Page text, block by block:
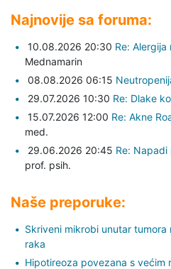
Najnovije sa foruma:
10.08.2026 20:30 Re:
Mednamarin
08.08.2026 06:15
29.07.2026 10:30 Re: Dlake
15.07.2026 12:00 Re: Akne
med.
29.06.2026 20:45 Re:
prof. psih.
Naše preporuke:
Skriveni mikrobi unutar tumora
raka
Hipotireoza povezana s